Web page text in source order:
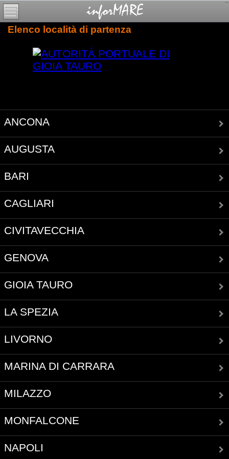
Elenco località di partenza
ANCONA
AUGUSTA
BARI
CAGLIARI
CIVITAVECCHIA
GENOVA
GIOIA TAURO
LA SPEZIA
LIVORNO
MARINA DI CARRARA
MILAZZO
MONFALCONE
NAPOLI